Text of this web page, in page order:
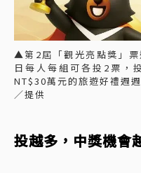
▲第2屆「觀光亮點獎」
日每人每組可各投2票，
NT$30萬元的旅遊好禮週
／提供
投越多，中獎機會